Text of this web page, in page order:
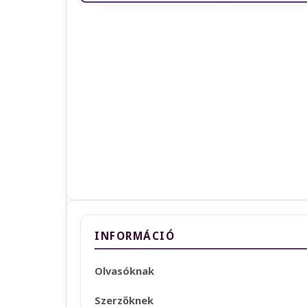
INFORMÁCIÓ
Olvasóknak
Szerzőknek